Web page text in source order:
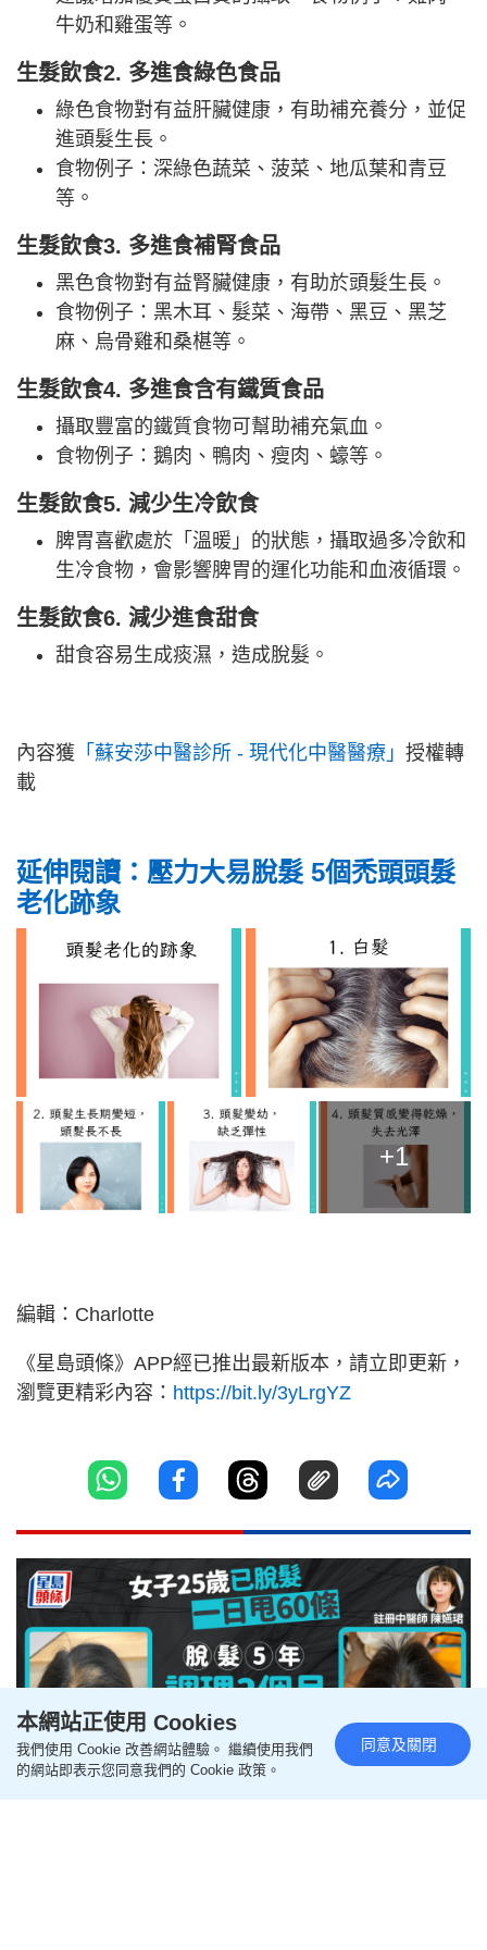
牛奶和雞蛋等。
生髮飲食2. 多進食綠色食品
綠色食物對有益肝臟健康，有助補充養分，並促
進頭髮生長。
食物例子：深綠色蔬菜、菠菜、地瓜葉和青豆
等。
生髮飲食3. 多進食補腎食品
黑色食物對有益腎臟健康，有助於頭髮生長。
食物例子：黑木耳、髮菜、海帶、黑豆、黑芝
麻、烏骨雞和桑椹等。
生髮飲食4. 多進食含有鐵質食品
攝取豐富的鐵質食物可幫助補充氣血。
食物例子：鵝肉、鴨肉、瘦肉、蠔等。
生髮飲食5. 減少生冷飲食
脾胃喜歡處於「溫暖」的狀態，攝取過多冷飲和
生冷食物，會影響脾胃的運化功能和血液循環。
生髮飲食6. 減少進食甜食
甜食容易生成痰濕，造成脫髮。
內容獲 「蘇安莎中醫診所 - 現代化中醫醫療」 授權轉
載
延伸閱讀： 壓力大易脫髮 5個禿頭頭髮
老化跡象
+1
編輯：Charlotte
《星島頭條》APP經已推出最新版本，請立即更新，
瀏覽更精彩內容： https://bit.ly/3yLrgYZ
本網站正使用 Cookies
我們使用 Cookie 改善網站體驗。 繼續使用我們
的網站即表示您同意我們的 Cookie 政策。
同意及關閉